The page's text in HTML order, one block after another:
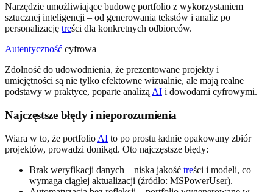
Narzędzie umożliwiające budowę portfolio z wykorzystaniem
sztucznej inteligencji – od generowania tekstów i analiz po
personalizację treści dla konkretnych odbiorców.
Autentyczność cyfrowa
Zdolność do udowodnienia, że prezentowane projekty i
umiejętności są nie tylko efektowne wizualnie, ale mają realne
podstawy w praktyce, poparte analizą AI i dowodami cyfrowymi.
Najczęstsze błędy i nieporozumienia
Wiara w to, że portfolio AI to po prostu ładnie opakowany zbiór
projektów, prowadzi donikąd. Oto najczęstsze błędy:
Brak weryfikacji danych – niska jakość treści i modeli, co
wymaga ciągłej aktualizacji (źródło: MSPowerUser).